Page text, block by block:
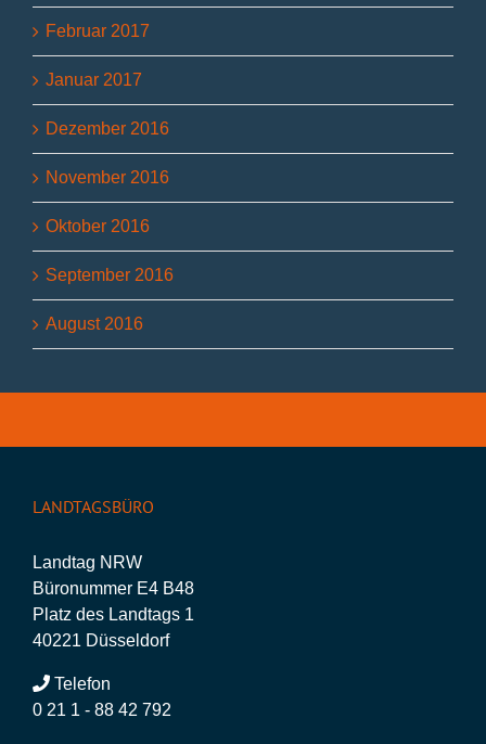
Februar 2017
Januar 2017
Dezember 2016
November 2016
Oktober 2016
September 2016
August 2016
LANDTAGSBÜRO
Landtag NRW
Büronummer E4 B48
Platz des Landtags 1
40221 Düsseldorf
Telefon
0 21 1 - 88 42 792